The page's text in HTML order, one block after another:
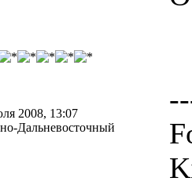
2008, 13:07
Дальневосточный